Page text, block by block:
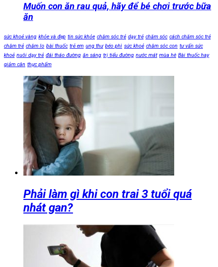
Muốn con ăn rau quả, hãy để bé chơi trước bữa
ăn
sức khoẻ vàng khỏe và đẹp tin sức khỏe chăm sóc trẻ dạy trẻ chăm sóc cách chăm sóc trẻ
chăm trẻ chăm lo bài thuốc trẻ em ung thư béo phì sức khoẻ chăm sóc con tư vấn sức
khoẻ nuôi dạy trẻ đái tháo đường ăn sáng trị tiểu đường nước mát mùa hè Bài thuốc hay
giảm cân thực phẩm
Phải làm gì khi con trai 3 tuổi quá
nhát gan?